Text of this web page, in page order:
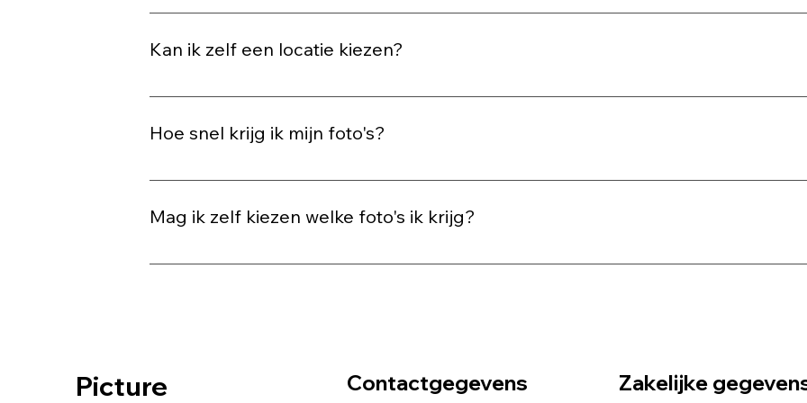
Ja, reserveren is verplicht en je betaald meteen bij reservering met iDeal. De mini shoots zijn op
Kan ik zelf een locatie kiezen?
Nee, de locatie wordt vooraf bepaald zodat we snel kunnen werken en iedereen een consistente
Hoe snel krijg ik mijn foto's?
Je ontvangt de bewerkte foto's binnen 1 à 2 weken na de shoot via een persoonlijke online
Mag ik zelf kiezen welke foto's ik krijg?
In de meeste gevallen selecteren wij de beste beelden voor je, zodat je verzekerd bent van een
Picture
Contactgegevens Zakelijke